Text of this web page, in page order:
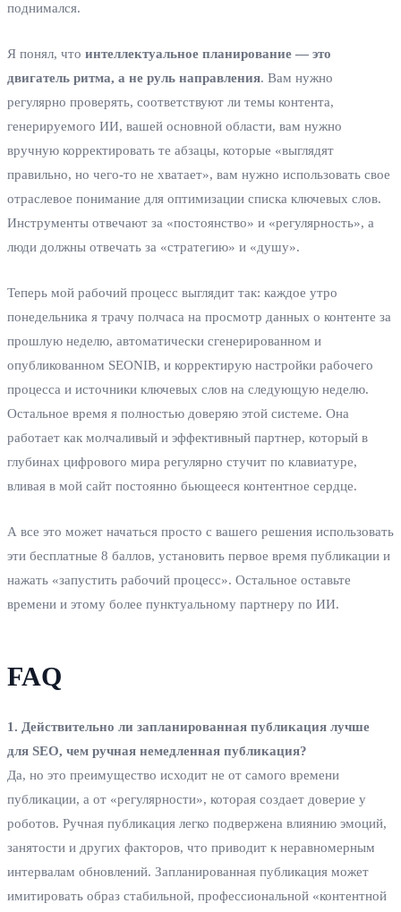
поднимался.
Я понял, что интеллектуальное планирование — это
двигатель ритма, а не руль направления. Вам нужно
регулярно проверять, соответствуют ли темы контента,
генерируемого ИИ, вашей основной области, вам нужно
вручную корректировать те абзацы, которые «выглядят
правильно, но чего-то не хватает», вам нужно использовать свое
отраслевое понимание для оптимизации списка ключевых слов.
Инструменты отвечают за «постоянство» и «регулярность», а
люди должны отвечать за «стратегию» и «душу».
Теперь мой рабочий процесс выглядит так: каждое утро
понедельника я трачу полчаса на просмотр данных о контенте за
прошлую неделю, автоматически сгенерированном и
опубликованном SEONIB, и корректирую настройки рабочего
процесса и источники ключевых слов на следующую неделю.
Остальное время я полностью доверяю этой системе. Она
работает как молчаливый и эффективный партнер, который в
глубинах цифрового мира регулярно стучит по клавиатуре,
вливая в мой сайт постоянно бьющееся контентное сердце.
А все это может начаться просто с вашего решения использовать
эти бесплатные 8 баллов, установить первое время публикации и
нажать «запустить рабочий процесс». Остальное оставьте
времени и этому более пунктуальному партнеру по ИИ.
FAQ
1. Действительно ли запланированная публикация лучше
для SEO, чем ручная немедленная публикация?
Да, но это преимущество исходит не от самого времени
публикации, а от «регулярности», которая создает доверие у
роботов. Ручная публикация легко подвержена влиянию эмоций,
занятости и других факторов, что приводит к неравномерным
интервалам обновлений. Запланированная публикация может
имитировать образ стабильной, профессиональной «контентной